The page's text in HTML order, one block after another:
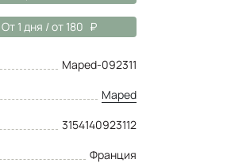
От 1 дня / от 180
Maped-092311
Maped
3154140923112
Франция